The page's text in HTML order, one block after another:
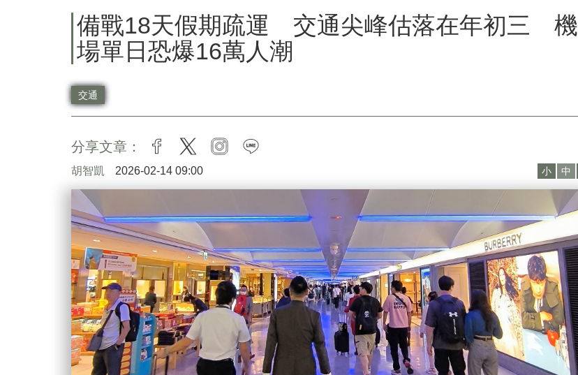
備戰18天假期疏運 交通尖峰估落在年初三 機
場單日恐爆16萬人潮
交通
分享文章： facebook
twitter instagram
胡智凱 2026-02-14 09:00 小 中